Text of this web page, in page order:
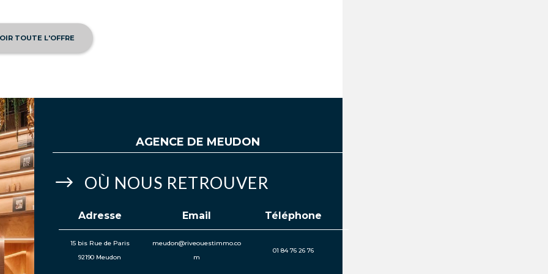
TOUTE L'OFFRE
AGENCE DE MEUDON
$ OÙ NOUS RETROUVER
Adresse Email Téléphone
15 bis Rue de Paris
92190 Meudon
meudon@riveouestimmo.co
m
01 84 76 26 76